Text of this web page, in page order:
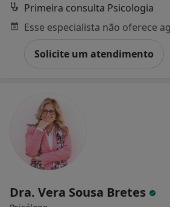
Primeira consulta Psicologia
Solicite um atendimento
Dra. Vera Sousa Bretes